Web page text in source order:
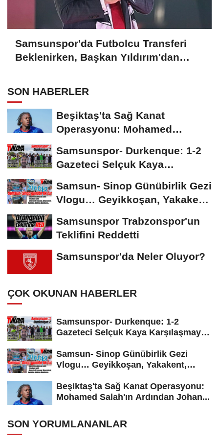
Samsunspor'da Futbolcu Transferi
Beklenirken, Başkan Yıldırım'dan
SON HABERLER
Beşiktaş'ta Sağ Kanat
Operasyonu: Mohamed
Samsunspor- Durkenque: 1-2
Gazeteci Selçuk Kaya
Samsun- Sinop Günübirlik Gezi
Vlogu… Geyikkoşan, Yakakent,
Samsunspor Trabzonspor'un
Teklifini Reddetti
Samsunspor'da Neler Oluyor?
ÇOK OKUNAN HABERLER
Samsunspor- Durkenque: 1-2
Gazeteci Selçuk Kaya Karşılaşmayı
Samsun- Sinop Günübirlik Gezi
Vlogu… Geyikkoşan, Yakakent,
Beşiktaş'ta Sağ Kanat Operasyonu:
Mohamed Salah'ın Ardından Johan...
SON YORUMLANANLAR